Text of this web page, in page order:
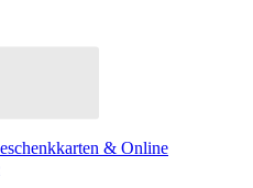
& Online